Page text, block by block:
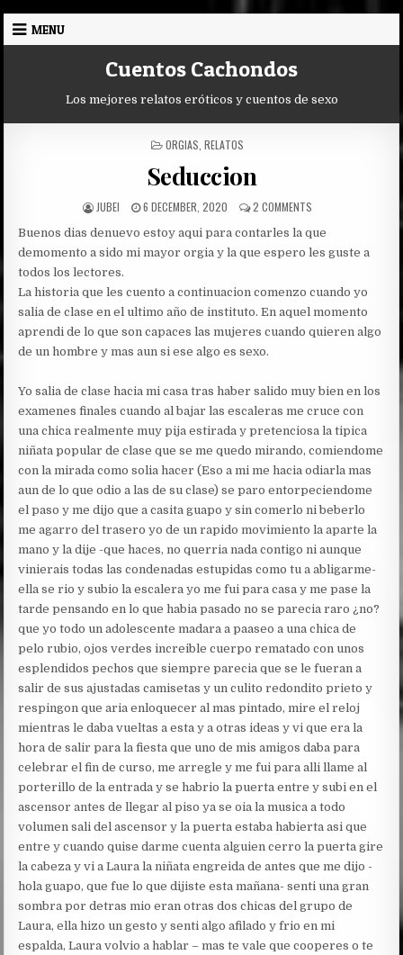
Skip
MENU
Cuentos Cachondos
Los mejores relatos eróticos y cuentos de sexo
POSTED
ORGIAS RELATOS
Seduccion
AUTHOR:
JUBEI
PUBLISHED
6 DECEMBER, 2020 2 COMMENTSON
Buenos dias denuevo estoy aqui para contarles la que
demomento a sido mi mayor orgia y la que espero les guste a
todos los lectores.
La historia que les cuento a continuacion comenzo cuando yo
salia de clase en el ultimo año de instituto. En aquel momento
aprendi de lo que son capaces las mujeres cuando quieren algo
de un hombre y mas aun si ese algo es sexo.
Yo salia de clase hacia mi casa tras haber salido muy bien en los
examenes finales cuando al bajar las escaleras me cruce con
una chica realmente muy pija estirada y pretenciosa la tipica
niñata popular de clase que se me quedo mirando, comiendome
con la mirada como solia hacer (Eso a mi me hacia odiarla mas
aun de lo que odio a las de su clase) se paro entorpeciendome
el paso y me dijo que a casita guapo y sin comerlo ni beberlo
me agarro del trasero yo de un rapido movimiento la aparte la
mano y la dije -que haces, no querria nada contigo ni aunque
vinierais todas las condenadas estupidas como tu a abligarme-
ella se rio y subio la escalera yo me fui para casa y me pase la
tarde pensando en lo que habia pasado no se parecia raro ¿no?
que yo todo un adolescente madara a paaseo a una chica de
pelo rubio, ojos verdes increible cuerpo rematado con unos
esplendidos pechos que siempre parecia que se le fueran a
salir de sus ajustadas camisetas y un culito redondito prieto y
respingon que aria enloquecer al mas pintado, mire el reloj
mientras le daba vueltas a esta y a otras ideas y vi que era la
hora de salir para la fiesta que uno de mis amigos daba para
celebrar el fin de curso, me arregle y me fui para alli llame al
porterillo de la entrada y se habrio la puerta entre y subi en el
ascensor antes de llegar al piso ya se oia la musica a todo
volumen sali del ascensor y la puerta estaba habierta asi que
entre y cuando quise darme cuenta alguien cerro la puerta gire
la cabeza y vi a Laura la niñata engreida de antes que me dijo -
hola guapo, que fue lo que dijiste esta mañana- senti una gran
sombra por detras mio eran otras dos chicas del grupo de
Laura, ella hizo un gesto y senti algo afilado y frio en mi
espalda, Laura volvio a hablar – mas te vale que cooperes o te